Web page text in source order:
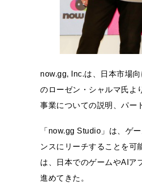
now.gg, Inc.は、日本市場
のローゼン・シャルマ氏よ
事業についての説明、パー
「now.gg Studio」は、ゲ
ンスにリーチすることを可
は、日本でのゲームやAIア
進めてきた。